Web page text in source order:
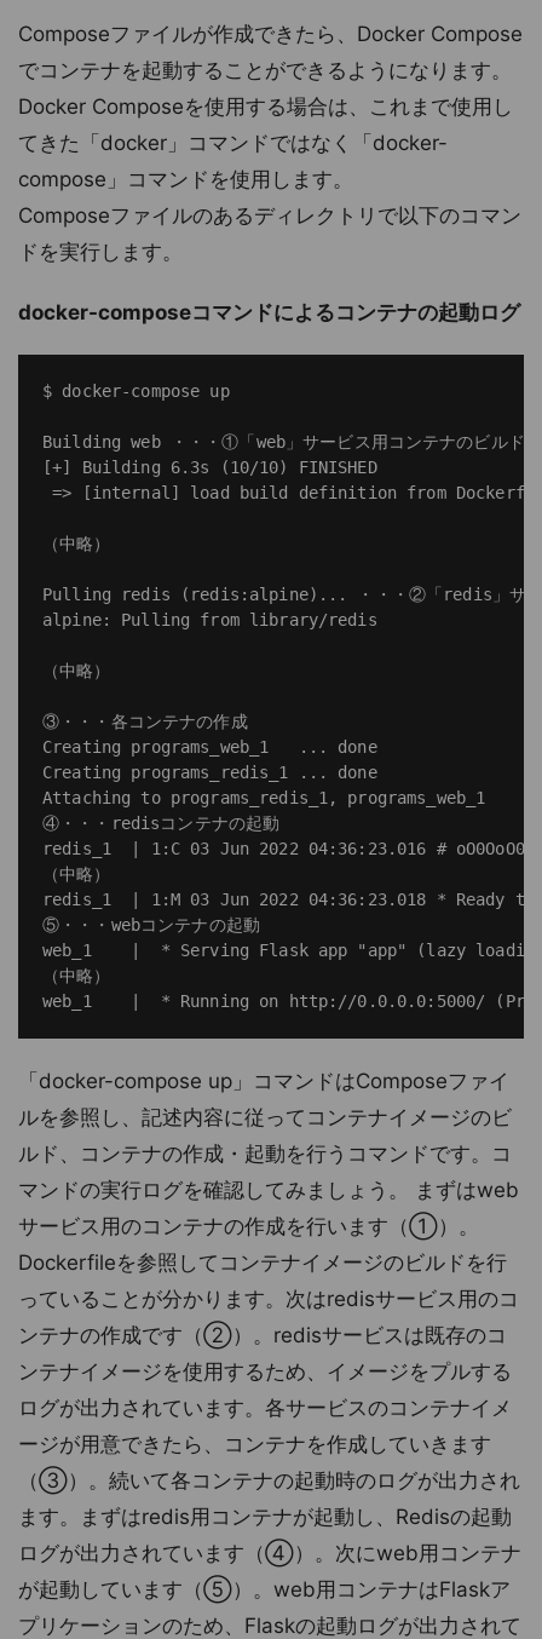
Composeファイルが作成できたら、Docker Compose
でコンテナを起動することができるようになります。
Docker Composeを使用する場合は、これまで使用し
てきた「docker」コマンドではなく「docker-
compose」コマンドを使用します。
Composeファイルのあるディレクトリで以下のコマン
ドを実行します。
docker-composeコマンドによるコンテナの起動ログ
$ docker-compose up
Building web ・・・①「web」サービス用コンテナのビルド
[+] Building 6.3s (10/10) FINISHED
=> [internal] load build definition from
（中略）
Pulling redis (redis:alpine)... ・・・②「redis」サービ
alpine: Pulling from library/redis
（中略）
③・・・各コンテナの作成
Creating programs_web_1   ... done
Creating programs_redis_1 ... done
Attaching to programs_redis_1, programs_web_1
④・・・redisコンテナの起動
redis_1  | 1:C 03 Jun 2022 04:36:23.016 #
（中略）
redis_1  | 1:M 03 Jun 2022 04:36:23.018 * Ready to
⑤・・・webコンテナの起動
web_1    |  * Serving Flask app "app" (lazy
（中略）
「docker-compose up」コマンドはComposeファイ
ルを参照し、記述内容に従ってコンテナイメージのビ
ルド、コンテナの作成・起動を行うコマンドです。コ
マンドの実行ログを確認してみましょう。 まずはweb
サービス用のコンテナの作成を行います（①）。
Dockerfileを参照してコンテナイメージのビルドを行
っていることが分かります。次はredisサービス用のコ
ンテナの作成です（②）。redisサービスは既存のコ
ンテナイメージを使用するため、イメージをプルする
ログが出力されています。各サービスのコンテナイメ
ージが用意できたら、コンテナを作成していきます
（③）。続いて各コンテナの起動時のログが出力され
ます。まずはredis用コンテナが起動し、Redisの起動
ログが出力されています（④）。次にweb用コンテナ
が起動しています（⑤）。web用コンテナはFlaskア
プリケーションのため、Flaskの起動ログが出力されて